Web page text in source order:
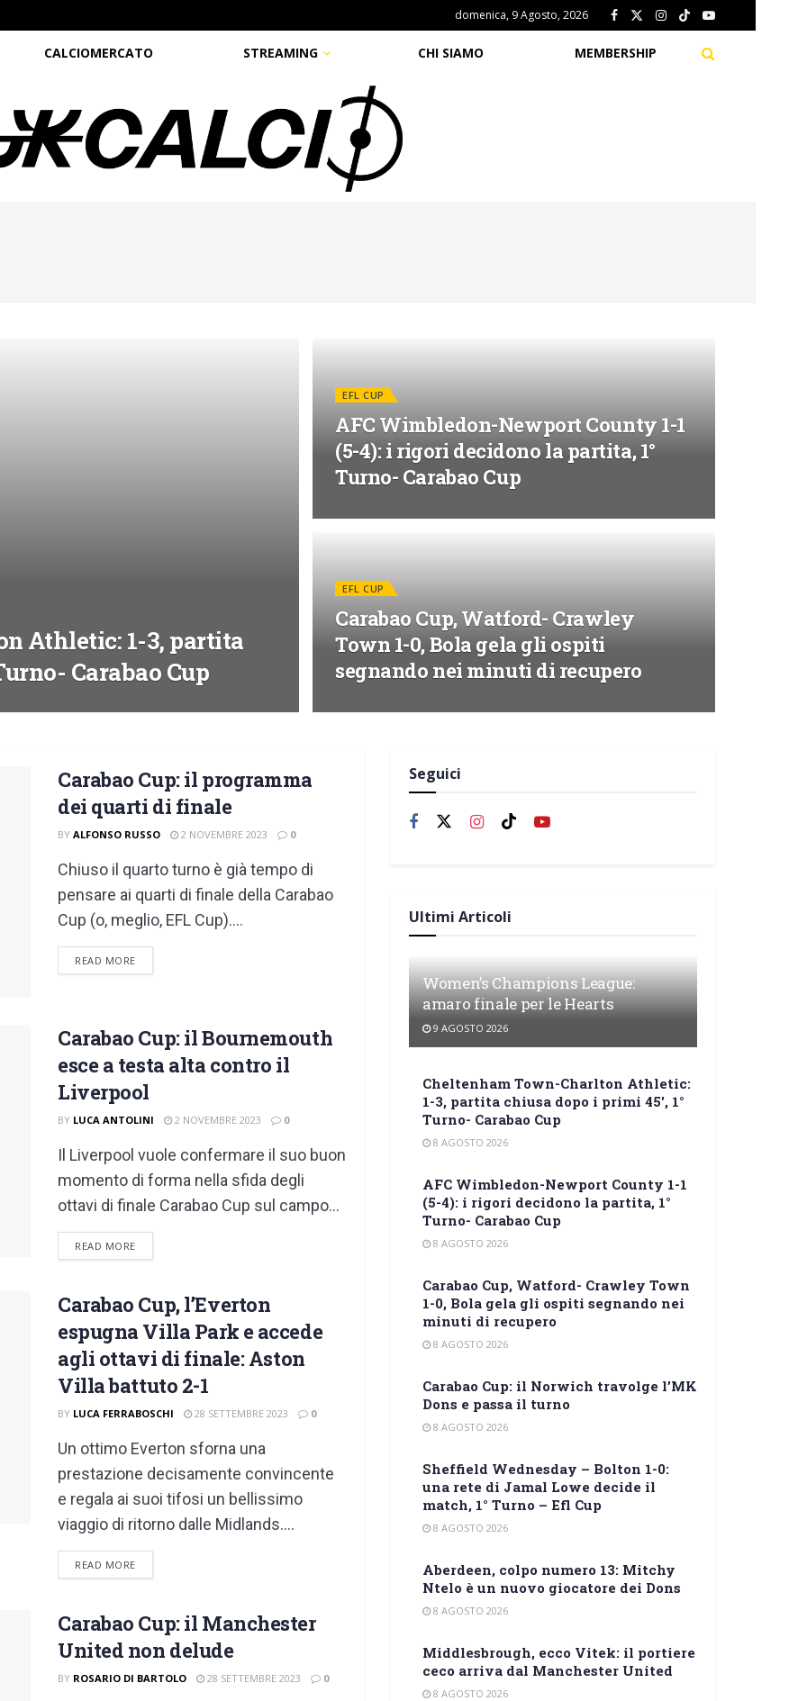
domenica, 9 Agosto, 2026
CALCIOMERCATO STREAMING CHI SIAMO MEMBERSHIP
Athletic: 1-3, partita
Carabao Cup
EFL CUP
AFC Wimbledon-Newport County 1-1
(5-4): i rigori decidono la partita, 1°
Turno- Carabao Cup
EFL CUP
Carabao Cup, Watford- Crawley
Town 1-0, Bola gela gli ospiti
segnando nei minuti di recupero
Carabao Cup: il programma
dei quarti di finale
BY ALFONSO RUSSO 2 NOVEMBRE 2023 0
Chiuso il quarto turno è già tempo di
pensare ai quarti di finale della Carabao
Cup (o, meglio, EFL Cup)....
READ MOREDETAILS
Carabao Cup: il Bournemouth
esce a testa alta contro il
Liverpool
BY LUCA ANTOLINI 2 NOVEMBRE 2023 0
Il Liverpool vuole confermare il suo buon
momento di forma nella sfida degli
ottavi di finale Carabao Cup sul campo...
READ MOREDETAILS
Carabao Cup, l’Everton
espugna Villa Park e accede
agli ottavi di finale: Aston
Villa battuto 2-1
BY LUCA FERRABOSCHI 28 SETTEMBRE 2023 0
Un ottimo Everton sforna una
prestazione decisamente convincente
e regala ai suoi tifosi un bellissimo
viaggio di ritorno dalle Midlands....
READ MOREDETAILS
Carabao Cup: il Manchester
United non delude
BY ROSARIO DI BARTOLO 28 SETTEMBRE 2023 0
Seguici
Ultimi Articoli
Women’s Champions League:
amaro finale per le Hearts
9 AGOSTO 2026
Cheltenham Town-Charlton Athletic:
1-3, partita chiusa dopo i primi 45′, 1°
Turno- Carabao Cup
8 AGOSTO 2026
AFC Wimbledon-Newport County 1-1
(5-4): i rigori decidono la partita, 1°
Turno- Carabao Cup
8 AGOSTO 2026
Carabao Cup, Watford- Crawley Town
1-0, Bola gela gli ospiti segnando nei
minuti di recupero
8 AGOSTO 2026
Carabao Cup: il Norwich travolge l’MK
Dons e passa il turno
8 AGOSTO 2026
Sheffield Wednesday – Bolton 1-0:
una rete di Jamal Lowe decide il
match, 1° Turno – Efl Cup
8 AGOSTO 2026
Aberdeen, colpo numero 13: Mitchy
Ntelo è un nuovo giocatore dei Dons
8 AGOSTO 2026
Middlesbrough, ecco Vitek: il portiere
ceco arriva dal Manchester United
8 AGOSTO 2026